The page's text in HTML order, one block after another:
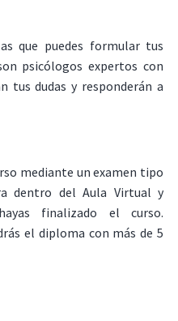
que puedes formular tus
psicólogos expertos con
tus dudas y responderán a
mediante un examen tipo
dentro del Aula Virtual y
finalizado el curso.
el diploma con más de 5